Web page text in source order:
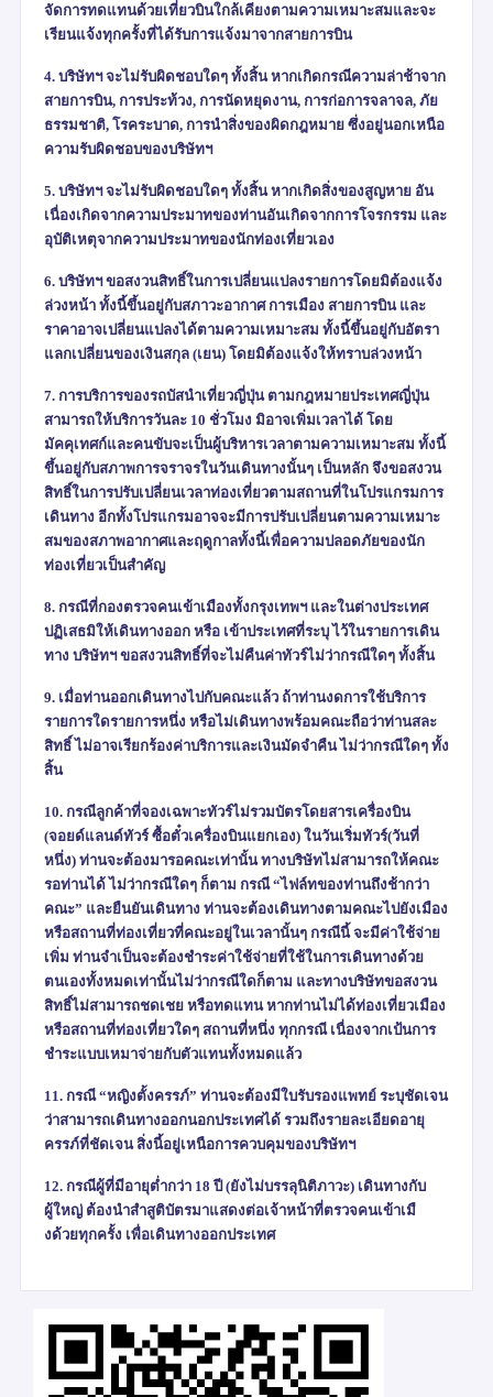
จัดการทดแทนด้วยเที่ยวบินใกล้เคียงตามความเหมาะสมและจะ
เรียนแจ้งทุกครั้งที่ได้รับการแจ้งมาจากสายการบิน
4. บริษัทฯ จะไม่รับผิดชอบใดๆ ทั้งสิ้น หากเกิดกรณีความล่าช้าจาก
สายการบิน, การประท้วง, การนัดหยุดงาน, การก่อการจลาจล, ภัย
ธรรมชาติ, โรคระบาด, การนำสิ่งของผิดกฎหมาย ซึ่งอยู่นอกเหนือ
ความรับผิดชอบของบริษัทฯ
5. บริษัทฯ จะไม่รับผิดชอบใดๆ ทั้งสิ้น หากเกิดสิ่งของสูญหาย อัน
เนื่องเกิดจากความประมาทของท่านอันเกิดจากการโจรกรรม และ
อุบัติเหตุจากความประมาทของนักท่องเที่ยวเอง
6. บริษัทฯ ขอสงวนสิทธิ์ในการเปลี่ยนแปลงรายการโดยมิต้องแจ้ง
ล่วงหน้า ทั้งนี้ขึ้นอยู่กับสภาวะอากาศ การเมือง สายการบิน และ
ราคาอาจเปลี่ยนแปลงได้ตามความเหมาะสม ทั้งนี้ขึ้นอยู่กับอัตรา
แลกเปลี่ยนของเงินสกุล (เยน) โดยมิต้องแจ้งให้ทราบล่วงหน้า
7. การบริการของรถบัสนำเที่ยวญี่ปุ่น ตามกฎหมายประเทศญี่ปุ่น
สามารถให้บริการวันละ 10 ชั่วโมง มิอาจเพิ่มเวลาได้ โดย
มัคคุเทศก์และคนขับจะเป็นผู้บริหารเวลาตามความเหมาะสม ทั้งนี้
ขึ้นอยู่กับสภาพการจราจรในวันเดินทางนั้นๆ เป็นหลัก จึงขอสงวน
สิทธิ์ในการปรับเปลี่ยนเวลาท่องเที่ยวตามสถานที่ในโปรแกรมการ
เดินทาง อีกทั้งโปรแกรมอาจจะมีการปรับเปลี่ยนตามความเหมาะ
สมของสภาพอากาศและฤดูกาลทั้งนี้เพื่อความปลอดภัยของนัก
ท่องเที่ยวเป็นสำคัญ
8. กรณีที่กองตรวจคนเข้าเมืองทั้งกรุงเทพฯ และในต่างประเทศ
ปฏิเสธมิให้เดินทางออก หรือ เข้าประเทศที่ระบุ ไว้ในรายการเดิน
ทาง บริษัทฯ ขอสงวนสิทธิ์ที่จะไม่คืนค่าทัวร์ไม่ว่ากรณีใดๆ ทั้งสิ้น
9. เมื่อท่านออกเดินทางไปกับคณะแล้ว ถ้าท่านงดการใช้บริการ
รายการใดรายการหนึ่ง หรือไม่เดินทางพร้อมคณะถือว่าท่านสละ
สิทธิ์ ไม่อาจเรียกร้องค่าบริการและเงินมัดจำคืน ไม่ว่ากรณีใดๆ ทั้ง
สิ้น
10. กรณีลูกค้าที่จองเฉพาะทัวร์ไม่รวมบัตรโดยสารเครื่องบิน
(จอยด์แลนด์ทัวร์ ซื้อตั๋วเครื่องบินแยกเอง) ในวันเริ่มทัวร์(วันที่
หนึ่ง) ท่านจะต้องมารอคณะเท่านั้น ทางบริษัทไม่สามารถให้คณะ
รอท่านได้ ไม่ว่ากรณีใดๆ ก็ตาม กรณี “ไฟล์ทของท่านถึงช้ากว่า
คณะ” และยืนยันเดินทาง ท่านจะต้องเดินทางตามคณะไปยังเมือง
หรือสถานที่ท่องเที่ยวที่คณะอยู่ในเวลานั้นๆ กรณีนี้ จะมีค่าใช้จ่าย
เพิ่ม ท่านจำเป็นจะต้องชำระค่าใช้จ่ายที่ใช้ในการเดินทางด้วย
ตนเองทั้งหมดเท่านั้นไม่ว่ากรณีใดก็ตาม และทางบริษัทขอสงวน
สิทธิ์ไม่สามารถชดเชย หรือทดแทน หากท่านไม่ได้ท่องเที่ยวเมือง
หรือสถานที่ท่องเที่ยวใดๆ สถานที่หนึ่ง ทุกกรณี เนื่องจากเป้นการ
ชำระแบบเหมาจ่ายกับตัวแทนทั้งหมดแล้ว
11. กรณี “หญิงตั้งครรภ์” ท่านจะต้องมีใบรับรองแพทย์ ระบุชัดเจน
ว่าสามารถเดินทางออกนอกประเทศได้ รวมถึงรายละเอียดอายุ
ครรภ์ที่ชัดเจน สิ่งนี้อยู่เหนือการควบคุมของบริษัทฯ
12. กรณีผู้ที่มีอายุต่ำกว่า 18 ปี (ยังไม่บรรลุนิติภาวะ) เดินทางกับ
ผู้ใหญ่ ต้องนำสำสูติบัตรมาแสดงต่อเจ้าหน้าที่ตรวจคนเข้าเมื
งด้วยทุกครั้ง เพื่อเดินทางออกประเทศ